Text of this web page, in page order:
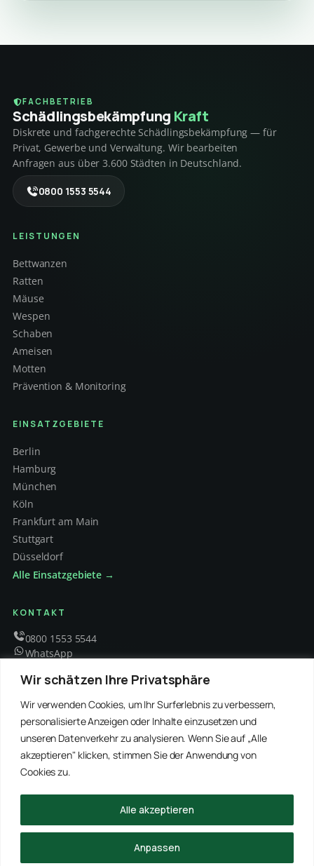
Wir schätzen Ihre Privatsphäre
Wir verwenden Cookies, um Ihr Surferlebnis zu verbessern,
personalisierte Anzeigen oder Inhalte einzusetzen und
unseren Datenverkehr zu analysieren. Wenn Sie auf „Alle
akzeptieren" klicken, stimmen Sie der Anwendung von
Cookies zu.
Anpassen
Alle akzeptieren
FACHBETRIEB
Schädlings­bekämpfung Kraft
Diskrete und fachgerechte Schädlingsbekämpfung — für
Privat, Gewerbe und Verwaltung. Wir bearbeiten
Anfragen aus über 3.600 Städten in Deutschland.
0800 1553 5544
LEISTUNGEN
Bettwanzen
Ratten
Mäuse
Wespen
Schaben
Ameisen
Motten
Prävention & Monitoring
EINSATZGEBIETE
Berlin
Hamburg
München
Köln
Frankfurt am Main
Stuttgart
Düsseldorf
Alle Einsatzgebiete →
KONTAKT
0800 1553 5544
WhatsApp
Mo – Fr 8 – 18 Uhr
EMPFOHLENE PARTNER
WinRei24 Dienstleistungen
Winterdienst Profi NRW
Winterdienst Niedersachsen
Winterdienst Hansa
Winterdienst Freitag
© 2026 Schädlingsbekämpfung Kraft · Alle Rechte vorbehalten